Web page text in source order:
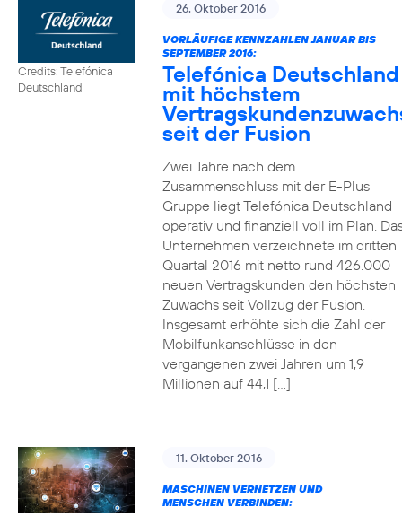
Credits: Telefónica
Deutschland
26. Oktober 2016
VORLÄUFIGE KENNZAHLEN JANUAR BIS
SEPTEMBER 2016:
Telefónica Deutschland
mit höchstem
seit der Fusion
Zwei Jahre nach dem
Zusammenschluss mit der E-Plus
Gruppe liegt Telefónica Deutschland
operativ und finanziell voll im Plan.
Unternehmen verzeichnete im dritten
Quartal 2016 mit netto rund 426.000
neuen Vertragskunden den höchsten
Zuwachs seit Vollzug der Fusion.
Insgesamt erhöhte sich die Zahl der
Mobilfunkanschlüsse in den
vergangenen zwei Jahren um 1,9
Millionen auf 44,1 […]
11. Oktober 2016
MASCHINEN VERNETZEN UND
MENSCHEN VERBINDEN: